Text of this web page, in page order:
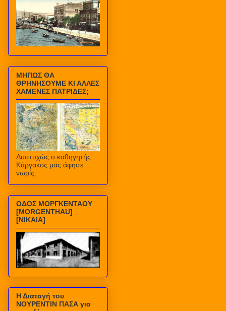
ΜΗΠΩΣ ΘΑ
ΘΡΗΝΗΣΟΥΜΕ ΚΙ ΑΛΛΕΣ
ΧΑΜΕΝΕΣ ΠΑΤΡΙΔΕΣ;
Δυστυχώς ο καθηγητής
Κάργακος μας άφησε
νωρίς.
ΟΔΟΣ ΜΟΡΓΚΕΝΤΑΟΥ
[MORGENTHAU]
[ΝΙΚΑΙΑ]
Η Διαταγή του
ΝΟΥΡΕΝΤΙΝ ΠΑΣΑ για